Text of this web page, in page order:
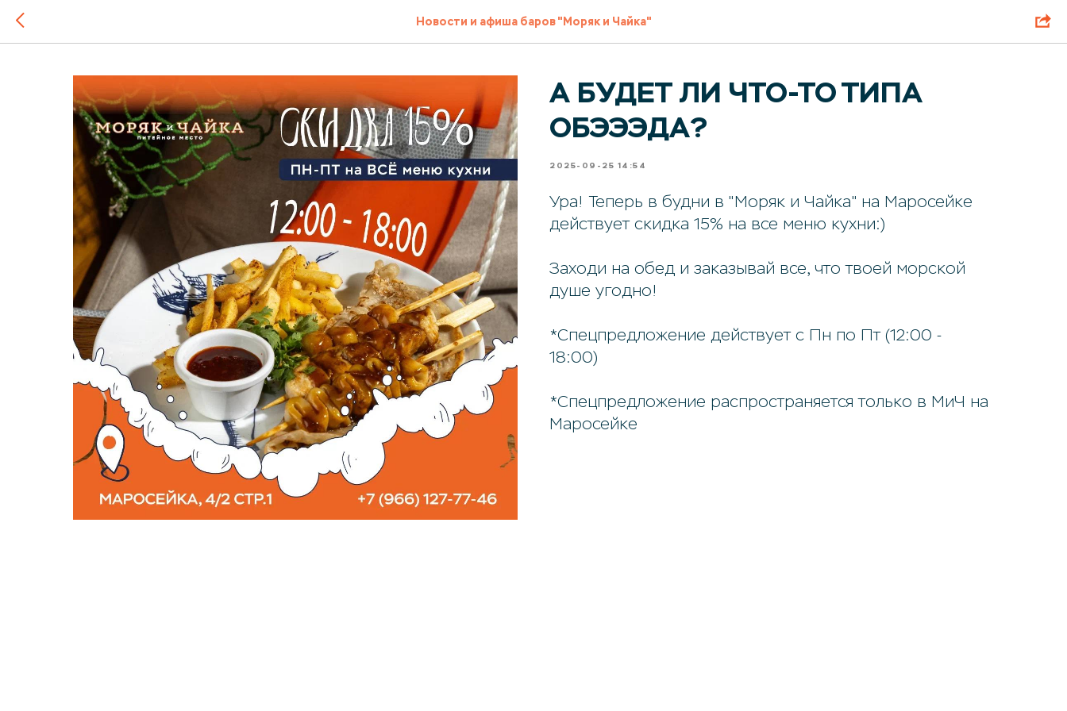
Новости и афиша баров "Моряк и Чайка"
А БУДЕТ ЛИ ЧТО-ТО ТИПА
ОБЭЭЭДА?
2025-09-25 14:54
Ура! Теперь в будни в "Моряк и Чайка" на Маросейке
действует скидка 15% на все меню кухни:)
Заходи на обед и заказывай все, что твоей морской
душе угодно!
*Спецпредложение действует с Пн по Пт (12:00 -
18:00)
*Спецпредложение распространяется только в МиЧ на
Маросейке